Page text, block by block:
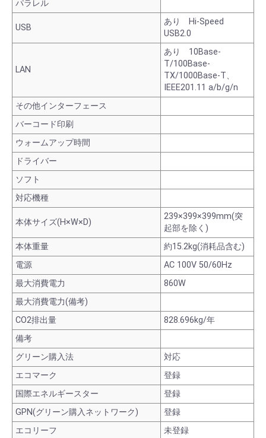
パラレル
USB
あり Hi-Speed
USB2.0
LAN
あり 10Base-
T/100Base-
TX/1000Base-T、
IEEE201.11 a/b/g/n
その他インターフェース
バーコード印刷
ウォームアップ時間
ドライバー
ソフト
対応機種
本体サイズ(H×W×D)
239×399×399mm(突
起部を除く)
本体重量
約15.2kg(消耗品含む)
電源
AC 100V 50/60Hz
最大消費電力
860W
最大消費電力(備考)
CO2排出量
828.696kg/年
備考
グリーン購入法
対応
エコマーク
登録
国際エネルギースター
登録
GPN(グリーン購入ネットワーク)
登録
エコリーフ
未登録